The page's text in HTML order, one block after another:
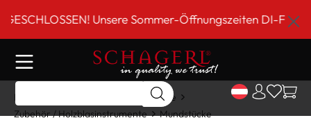
springenUnsere Sommer-Öffnungszeiten DI-FR 9 bis
Home
Holzblasinstrumente
Zubehör / Holzblasinstrumente
Mundstücke